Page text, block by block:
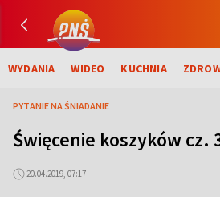
WYDANIA WIDEO KUCHNIA
PYTANIE NA ŚNIADANIE
Święcenie koszyków cz.
20.04.2019, 07:17